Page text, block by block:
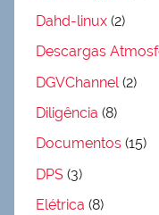
Dahd-linux (2)
Descargas
DGVChannel (2)
Diligência (8)
Documentos (15)
DPS (3)
Elétrica (8)